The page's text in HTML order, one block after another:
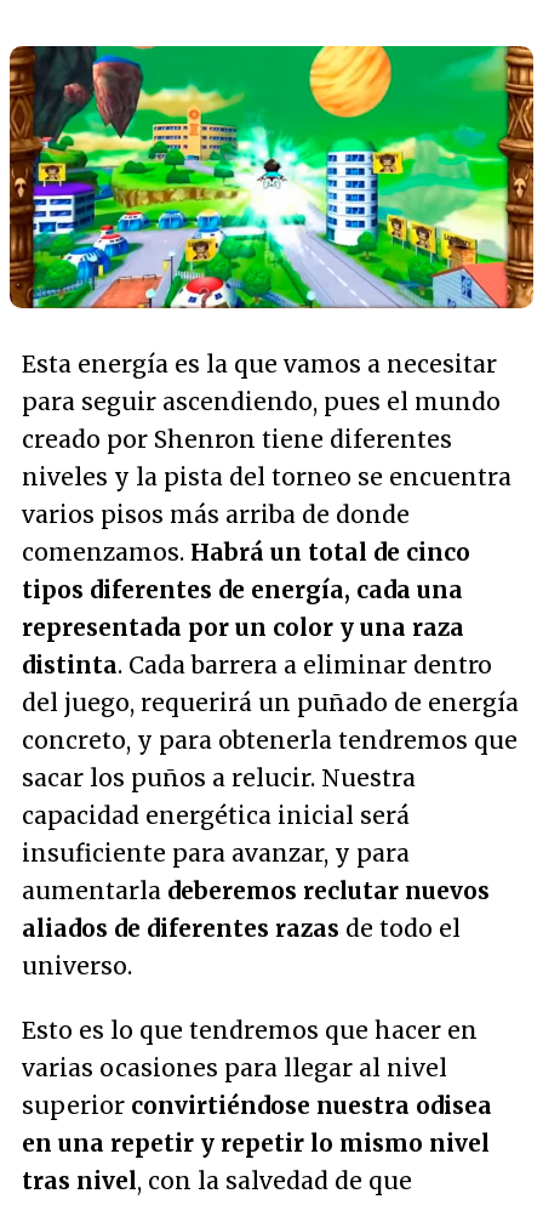
Esta energía es la que vamos a necesitar
para seguir ascendiendo, pues el mundo
creado por Shenron tiene diferentes
niveles y la pista del torneo se encuentra
varios pisos más arriba de donde
comenzamos. Habrá un total de cinco
tipos diferentes de energía, cada una
representada por un color y una raza
distinta. Cada barrera a eliminar dentro
del juego, requerirá un puñado de energía
concreto, y para obtenerla tendremos que
sacar los puños a relucir. Nuestra
capacidad energética inicial será
insuficiente para avanzar, y para
aumentarla deberemos reclutar nuevos
aliados de diferentes razas de todo el
universo.
Esto es lo que tendremos que hacer en
varias ocasiones para llegar al nivel
superior convirtiéndose nuestra odisea
en una repetir y repetir lo mismo nivel
tras nivel, con la salvedad de que